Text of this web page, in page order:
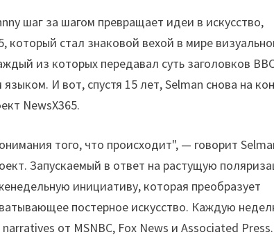
шаг за шагом превращает идеи в искусство,
стал знаковой вехой в мире
из которых передавал суть заголовков
И вот, спустя 15 лет, Selman снова на
NewsX365.
того, что происходит", — говорит
Запускаемый в ответ на растущую
инициативу, которая преобразует
постерное искусство. Каждую
от MSNBC, Fox News и Associated